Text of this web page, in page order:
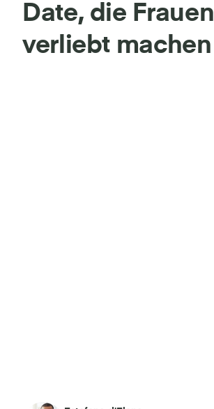
Date, die Frauen
verliebt machen